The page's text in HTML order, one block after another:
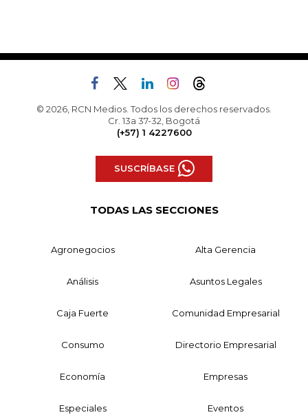
© 2026, RCN Medios. Todos los derechos reservados.
Cr. 13a 37-32, Bogotá
(+57) 1 4227600
SUSCRÍBASE
TODAS LAS SECCIONES
Agronegocios Alta Gerencia
Análisis Asuntos Legales
Caja Fuerte Comunidad Empresarial
Consumo Directorio Empresarial
Economía Empresas
Especiales Eventos